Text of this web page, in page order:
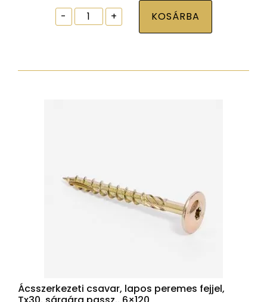
-
Ablak
tokrögzítõ
7,5x42
+ KOSÁRBA
Ácsszerkezeti csavar, lapos peremes fejjel,